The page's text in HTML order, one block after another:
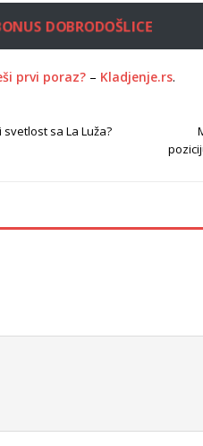
DOBRODOŠLICE
prvi poraz? – Kladjenje.rs.
sa La Luža?